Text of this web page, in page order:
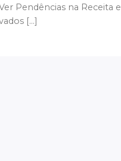
Pendências na Receita e
[...]